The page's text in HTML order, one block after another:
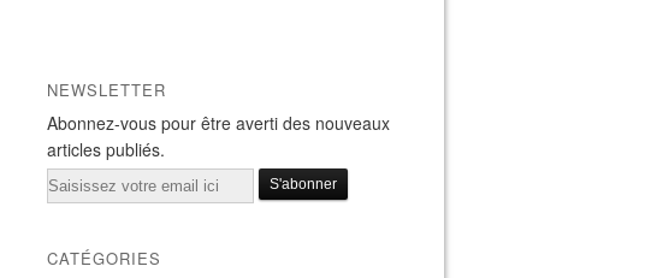
NEWSLETTER
Abonnez-vous pour être averti des nouveaux
articles publiés.
Email
CATÉGORIES